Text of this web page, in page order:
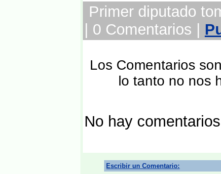
Primer diputado
| 0 Comentarios |
Los Comentarios
lo tanto no nos
No hay
Escribir un Comentario: